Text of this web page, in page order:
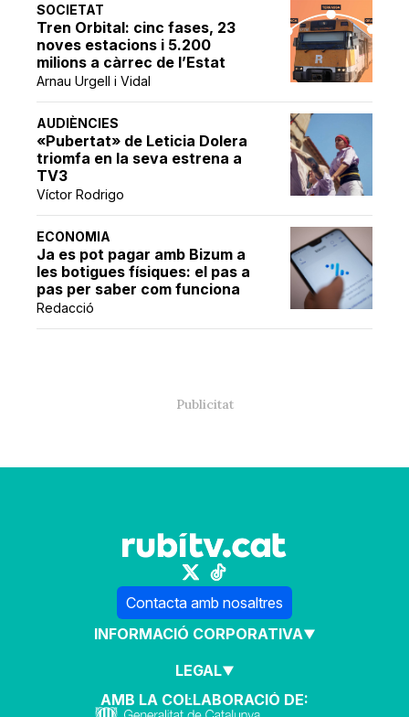
SOCIETAT
Tren Orbital: cinc fases, 23
noves estacions i 5.200
milions a càrrec de l’Estat
Arnau Urgell i Vidal
AUDIÈNCIES
«Pubertat» de Leticia Dolera
triomfa en la seva estrena a
TV3
Víctor Rodrigo
ECONOMIA
Ja es pot pagar amb Bizum a
les botigues físiques: el pas a
pas per saber com funciona
Redacció
Contacta amb nosaltres
INFORMACIÓ CORPORATIVA
LEGAL
AMB LA COL·LABORACIÓ DE: